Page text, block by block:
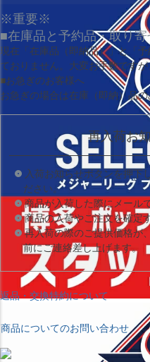
※重要※
■在庫品と予約品・取り
現在 「在庫品（即納品）」と 「
ておりません。大変お手数です
■お急ぎのお客様へ
お急ぎの場合は在庫（即納）品の
再入荷お
入荷お知らせボタンを押下
ださい。
商品が入荷した際にメール
商品の入荷やご注文を確定
再入荷の際のご提供価格が
前にご連絡差し上げます。
返品・交換特約について
商品についてのお問い合わせ